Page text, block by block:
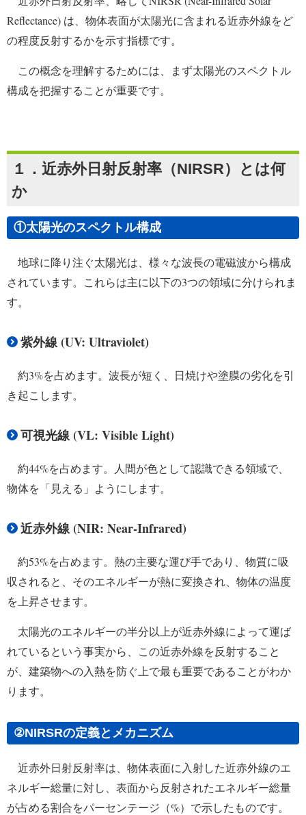
Reflectance) は、物体表面が太陽光に含まれる近赤外線をど
の程度反射するかを示す指標です。
この概念を理解するためには、まず太陽光のスペクトル
構成を把握することが重要です。
１．近赤外日射反射率（NIRSR）とは何
か
①太陽光のスペクトル構成
地球に降り注ぐ太陽光は、様々な波長の電磁波から構成
されています。これらは主に以下の3つの領域に分けられま
す。
紫外線 (UV: Ultraviolet)
約3%を占めます。波長が短く、日焼けや塗膜の劣化を引
き起こします。
可視光線 (VL: Visible Light)
約44%を占めます。人間が色として認識できる領域で、
物体を「見える」ようにします。
近赤外線 (NIR: Near-Infrared)
約53%を占めます。熱の主要な運び手であり、物質に吸
収されると、そのエネルギーが熱に変換され、物体の温度
を上昇させます。
太陽光のエネルギーの半分以上が近赤外線によって運ば
れているという事実から、この近赤外線を反射すること
が、建築物への入熱を防ぐ上で最も重要であることがわか
ります。
②NIRSRの定義とメカニズム
近赤外日射反射率は、物体表面に入射した近赤外線のエ
ネルギー総量に対し、表面から反射されたエネルギー総量
が占める割合をパーセンテージ（%）で示したものです。